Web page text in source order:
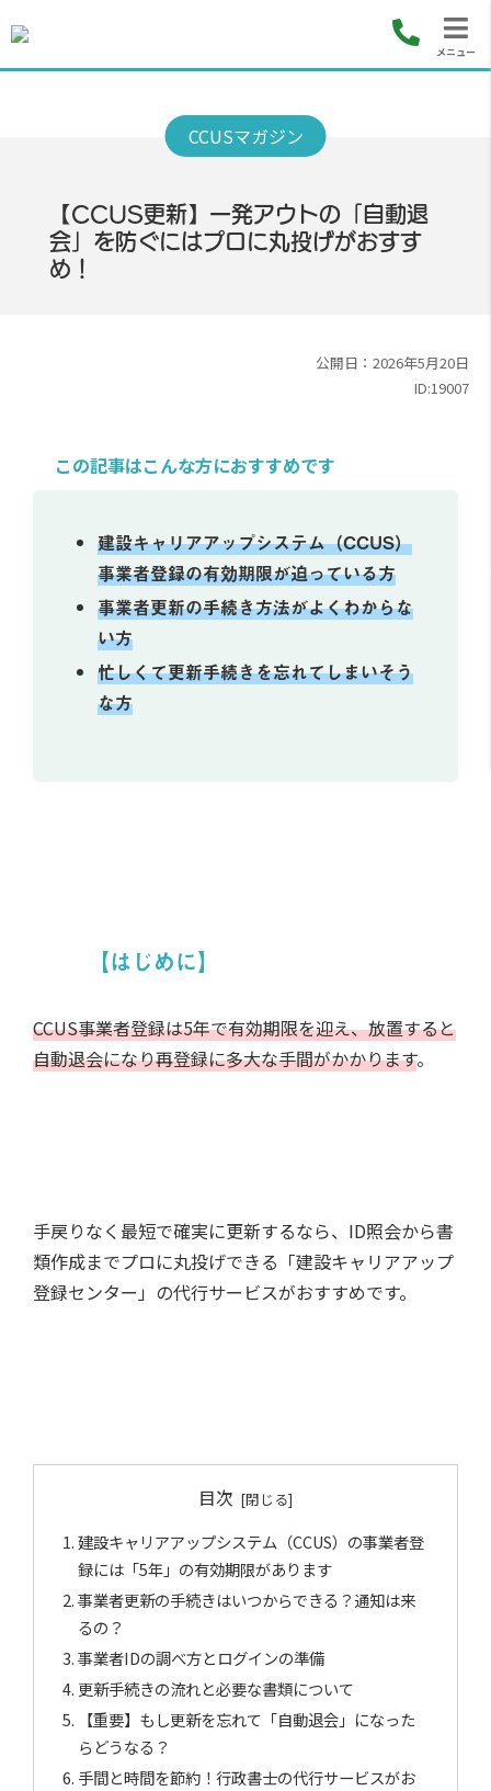
メニュー
【CCUS更新】一発アウトの「自動退
会」を防ぐにはプロに丸投げがおすす
め！
公開日：2026年5月20日
ID:19007
この記事はこんな方におすすめです
建設キャリアアップシステム（CCUS）
事業者登録の有効期限が迫っている方
事業者更新の手続き方法がよくわからな
い方
忙しくて更新手続きを忘れてしまいそう
な方
【はじめに】
CCUS事業者登録は5年で有効期限を迎え、放置すると
自動退会になり再登録に多大な手間がかかります。
手戻りなく最短で確実に更新するなら、ID照会から書
類作成までプロに丸投げできる「建設キャリアアップ
登録センター」の代行サービスがおすすめです。
目次
建設キャリアアップシステム（CCUS）の事業者登
録には「5年」の有効期限があります
事業者更新の手続きはいつからできる？通知は来
るの？
事業者IDの調べ方とログインの準備
更新手続きの流れと必要な書類について
【重要】もし更新を忘れて「自動退会」になった
らどうなる？
手間と時間を節約！行政書士の代行サービスがお